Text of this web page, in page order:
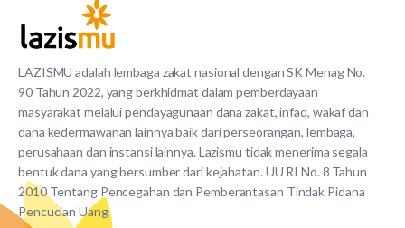
LAZISMU adalah lembaga zakat nasional dengan SK Menag No.
90 Tahun 2022, yang berkhidmat dalam pemberdayaan
masyarakat melalui pendayagunaan dana zakat, infaq, wakaf dan
dana kedermawanan lainnya baik dari perseorangan, lembaga,
perusahaan dan instansi lainnya. Lazismu tidak menerima segala
bentuk dana yang bersumber dari kejahatan. UU RI No. 8 Tahun
2010 Tentang Pencegahan dan Pemberantasan Tindak Pidana
Pencucian Uang